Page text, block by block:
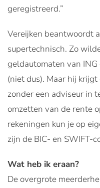
geregistreerd.”
Vereijken beantwoordt
supertechnisch. Zo
geldautomaten van
(niet dus). Maar hij
zonder een adviseur in
omzetten van de rente
rekeningen kun je op
zijn de BIC- en SWIFT-
Wat heb ik eraan?
De overgrote